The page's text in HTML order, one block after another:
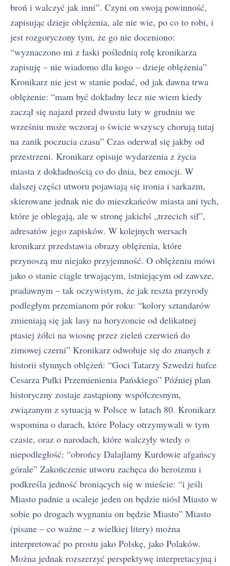
broń i walczyć jak inni”. Czyni on swoją powinność,
zapisując dzieje oblężenia, ale nie wie, po co to robi, i
jest rozgoryczony tym, że go nie doceniono:
“wyznaczono mi z łaski poślednią rolę kronikarza
zapisuję – nie wiadomo dla kogo – dzieje oblężenia”
Kronikarz nie jest w stanie podać, od jak dawna trwa
oblężenie: “mam być dokładny lecz nie wiem kiedy
zaczął się najazd przed dwustu laty w grudniu we
wrześniu może wczoraj o świcie wszyscy chorują tutaj
na zanik poczucia czasu” Czas oderwał się jakby od
przestrzeni. Kronikarz opisuje wydarzenia z życia
miasta z dokładnością co do dnia, bez emocji. W
dalszej części utworu pojawiają się ironia i sarkazm,
skierowane jednak nie do mieszkańców miasta ani tych,
które je oblegają, ale w stronę jakichś „trzecich sił”,
adresatów jego zapisków. W kolejnych wersach
kronikarz przedstawia obrazy oblężenia, które
przynoszą mu niejako przyjemność. O oblężeniu mówi
jako o stanie ciągle trwającym, istniejącym od zawsze,
pradawnym – tak oczywistym, że jak reszta przyrody
podległym przemianom pór roku: “kolory sztandarów
zmieniają się jak lasy na horyzoncie od delikatnej
ptasiej żółci na wiosnę przez zieleń czerwień do
zimowej czerni” Kronikarz odwołuje się do znanych z
historii słynnych oblężeń: “Goci Tatarzy Szwedzi hufce
Cesarza Pułki Przemienienia Pańskiego” Później plan
historyczny zostaje zastąpiony współczesnym,
związanym z sytuacją w Polsce w latach 80. Kronikarz
wspomina o darach, które Polacy otrzymywali w tym
czasie, oraz o narodach, które walczyły wtedy o
niepodległość: “obrońcy Dalajlamy Kurdowie afgańscy
górale” Zakończenie utworu zachęca do heroizmu i
podkreśla jedność broniących się w mieście: “i jeśli
Miasto padnie a ocaleje jeden on będzie niósł Miasto w
sobie po drogach wygnania on będzie Miasto” Miasto
(pisane – co ważne – z wielkiej litery) można
interpretować po prostu jako Polskę, jako Polaków.
Można jednak rozszerzyć perspektywę interpretacyjną i